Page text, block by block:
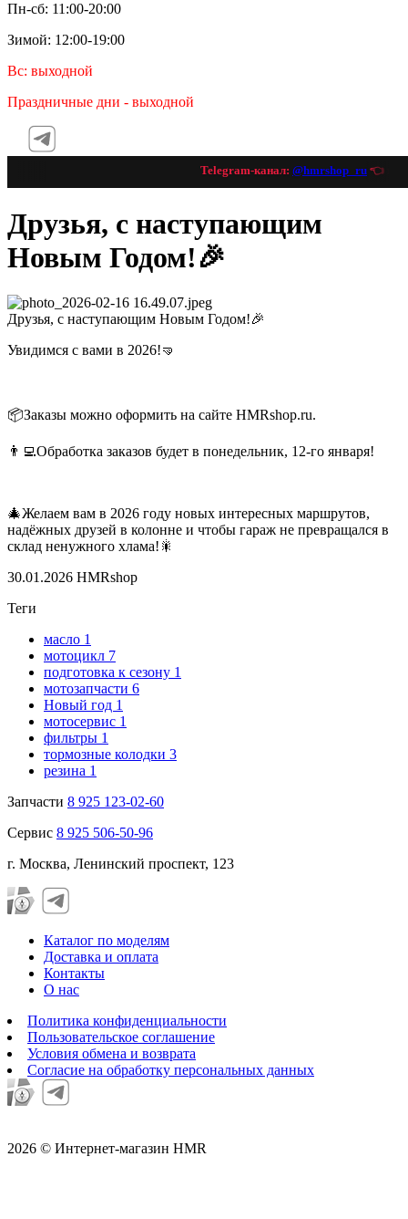
Пн-сб: 11:00-20:00
Зимой: 12:00-19:00
Вс: выходной
Праздничные дни - выходной
Telegram-канал:@hmrshop_ru👈
Друзья, с наступающим
Новым Годом!🎉
Друзья, с наступающим Новым Годом!🎉
Увидимся с вами в 2026!🤜
📦Заказы можно оформить на сайте HMRshop.ru.
👨‍💻Обработка заказов будет в понедельник, 12-го января!
🎄Желаем вам в 2026 году новых интересных маршрутов,
надёжных друзей в колонне и чтобы гараж не превращался в
склад ненужного хлама!🎇
30.01.2026 HMRshop
Теги
масло 1
мотоцикл 7
подготовка к сезону 1
мотозапчасти 6
Новый год 1
мотосервис 1
фильтры 1
тормозные колодки 3
резина 1
Запчасти 8 925 123-02-60
Сервис 8 925 506-50-96
г. Москва, Ленинский проспект, 123
Каталог по моделям
Доставка и оплата
Контакты
О нас
Политика конфиденциальности
Пользовательское соглашение
Условия обмена и возврата
Согласие на обработку персональных данных
2026 © Интернет-магазин HMR